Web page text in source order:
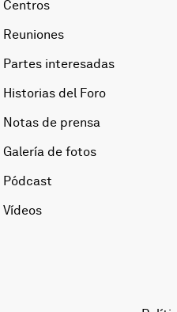
Centros
Reuniones
Partes interesadas
Historias del Foro
Notas de prensa
Galería de fotos
Pódcast
Vídeos